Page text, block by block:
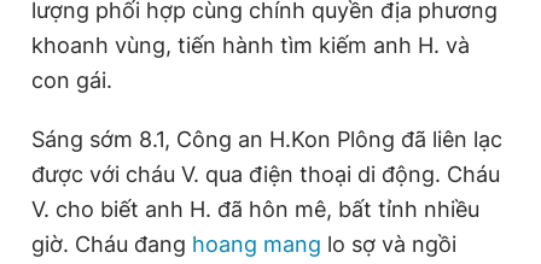
lượng phối hợp cùng chính quyền địa phương
khoanh vùng, tiến hành tìm kiếm anh H. và
con gái.
Sáng sớm 8.1, Công an H.Kon Plông đã liên lạc
được với cháu V. qua điện thoại di động. Cháu
V. cho biết anh H. đã hôn mê, bất tỉnh nhiều
giờ. Cháu đang hoang mang lo sợ và ngồi